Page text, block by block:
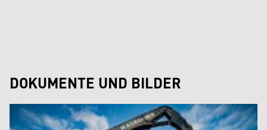
DOKUMENTE UND BILDER